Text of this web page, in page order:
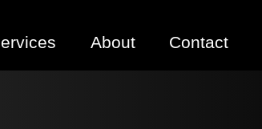
About Contact